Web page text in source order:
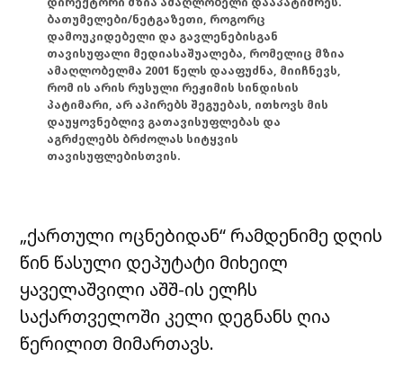
ბათუმელები/ნეტგაზეთი, როგორც
დამოუკიდებელი და გავლენებისგან
თავისუფალი მედიასაშუალება, რომელიც მზია
ამაღლობელმა 2001 წელს დააფუძნა, მიიჩნევს,
რომ ის არის რუსული რეჟიმის სინდისის
პატიმარი, არ აპირებს შეგუებას, ითხოვს მის
დაუყოვნებლივ გათავისუფლებას და
აგრძელებს ბრძოლას სიტყვის
თავისუფლებისთვის.
„ქართული ოცნებიდან“ რამდენიმე დღის
წინ წასული დეპუტატი მიხეილ
ყაველაშვილი აშშ-ის ელჩს
საქართველოში კელი დეგნანს ღია
წერილით მიმართავს.